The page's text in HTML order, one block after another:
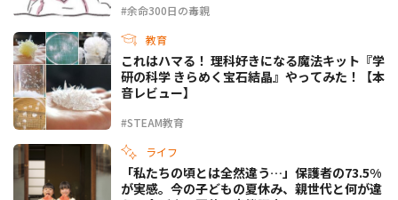
#余命300日の毒親
教育
#STEAM教育
これはハマる！ 理科好きになる魔法キット『学
研の科学 きらめく宝石結晶』やってみた！【本
音レビュー】
ライフ
「私たちの頃とは全然違う…」保護者の73.5%
が実感。今の子どもの夏休み、親世代と何が違